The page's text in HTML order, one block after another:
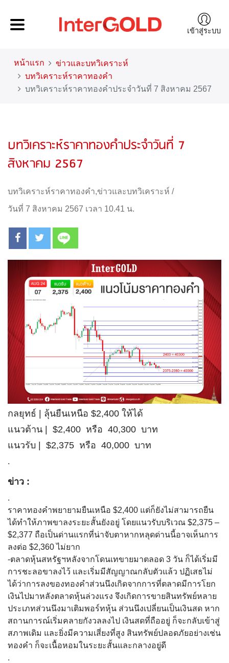
เข้าสู่ระบบ
หน้าแรก
ข่าวและบทวิเคราะห์
บทวิเคราะห์ราคาทองคำ
บทวิเคราะห์ราคาทองคำประจำวันที่ 7 สิงหาคม 2567
บทวิเคราะห์ราคาทองคำประจำวันที่ 7
สิงหาคม 2567
บทวิเคราะห์ราคาทองคำ,ข่าวและบทวิเคราะห์ /
วันที่ 7 สิงหาคม 2567 เวลา 10.41 น.
กลยุทธ์ | ลุ้นยืนเหนือ $2,400 ให้ได้
แนวต้าน | $2,400 หรือ 40,300 บาท
แนวรับ | $2,375 หรือ 40,000 บาท
.
ข่าว :
.
ราคาทองคำพยายามยืนเหนือ $2,400 แต่ก็ยังไม่สามารถยืน
ได้ทำให้ภาพขาลงระยะสั้นยังอยู่ โดยแนวรับบริเวณ $2,375 –
$2,377 ถือเป็นด่านแรกที่น่าจับตาหากหลุดด่านนี้อาจเห็นการ
ลงต่อ $2,360 ไม่ยาก
-ตลาดหุ้นสหรัฐฯหลังจากโดนเทขายมาตลอด 3 วัน ก็ได้เริ่มมี
การชะลอขาลงไว้ และเริ่มมีสัญญาณกลับตัวแล้ว ปฏิเสธไม่
ได้ว่าการลงของทองคำส่วนนึงเกิดจากการที่ตลาดมีการโยก
เงินไปมาหลังตลาดหุ้นล่วงแรง จึงเกิดการขายสินทรัพย์หลาย
ประเภทส่วนนึงมาเติมพอร์ทหุ้น ส่วนนึงเปลี่ยนเป็นเงินสด หาก
สถานการณ์เริ่มคลายกังวลลงไป เงินสดที่ถืออยู่ ก็จะกลับเข้าสู่
สภาพเดิม และยิ่งมีความเสี่ยงที่สูง สินทรัพย์ปลอดภัยอย่างเช่น
ทองคำ ก็จะเนื้อหอมในระยะสั้นและกลางอยู่ดี
.